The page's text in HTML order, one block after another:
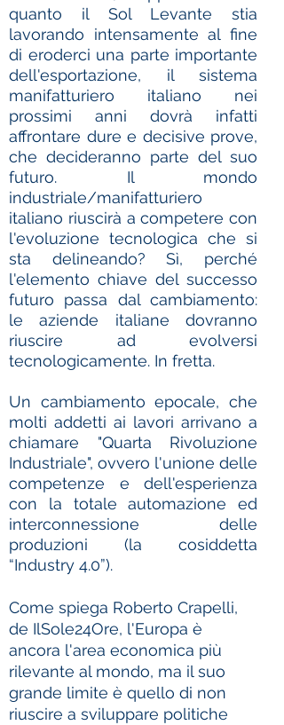
Questa posizione di leadership
deriva sicuramente dalla forte
specializzazione formatasi in circa
50 anni di lavoro ed esperienza, dal
dopoguerra, e da un'innata
capacità creativa che manager di
ogni cultura ci riconoscono e ci
invidiano. Secondo i
dati pubblicati
dal Sole24Orerimaniamo uno dei
cinque Paesi al mondo con un
surplus commerciale positivo
(superiore ai 100 miliardi di dollari,
dietro solo a Cina, Germania,
Giappone e Corea).
quanto il Sol Levante stia
lavorando intensamente al fine
di eroderci una parte importante
dell'esportazione, il sistema
manifatturiero italiano nei
prossimi anni dovrà infatti
affrontare dure e decisive prove,
che decideranno parte del suo
futuro. Il mondo
industriale/manifatturiero
italiano riuscirà a competere con
l'evoluzione tecnologica che si
sta delineando? Sì, perché
l'elemento chiave del successo
futuro passa dal cambiamento:
le aziende italiane dovranno
riuscire ad evolversi
tecnologicamente. In fretta.
Un cambiamento epocale, che
molti addetti ai lavori arrivano a
chiamare "Quarta Rivoluzione
Industriale", ovvero l'unione delle
competenze e dell'esperienza
con la totale automazione ed
interconnessione delle
produzioni (la cosiddetta
“Industry 4.0”).
Come spiega Roberto Crapelli,
de IlSole24Ore, l'Europa è
ancora l'area economica più
rilevante al mondo, ma il suo
grande limite è quello di non
riuscire a sviluppare politiche